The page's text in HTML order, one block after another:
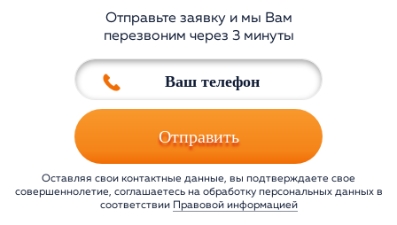
Отправьте заявку и мы Вам
перезвоним через 3 минуты
Отправить
Оставляя свои контактные данные, вы подтверждаете свое
совершеннолетие, соглашаетесь на обработку персональных данных в
соответствии Правовой информацией